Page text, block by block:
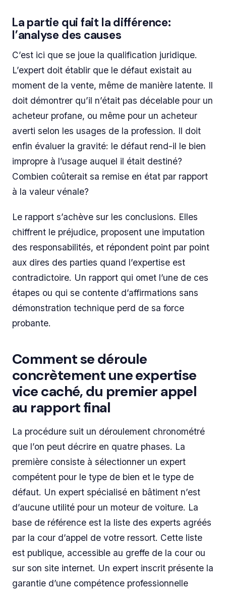
La partie qui fait la différence:
l’analyse des causes
C’est ici que se joue la qualification juridique.
L’expert doit établir que le défaut existait au
moment de la vente, même de manière latente. Il
doit démontrer qu’il n’était pas décelable pour un
acheteur profane, ou même pour un acheteur
averti selon les usages de la profession. Il doit
enfin évaluer la gravité: le défaut rend-il le bien
impropre à l’usage auquel il était destiné?
Combien coûterait sa remise en état par rapport
à la valeur vénale?
Le rapport s’achève sur les conclusions. Elles
chiffrent le préjudice, proposent une imputation
des responsabilités, et répondent point par point
aux dires des parties quand l’expertise est
contradictoire. Un rapport qui omet l’une de ces
étapes ou qui se contente d’affirmations sans
démonstration technique perd de sa force
probante.
Comment se déroule
concrètement une expertise
vice caché, du premier appel
au rapport final
La procédure suit un déroulement chronométré
que l’on peut décrire en quatre phases. La
première consiste à sélectionner un expert
compétent pour le type de bien et le type de
défaut. Un expert spécialisé en bâtiment n’est
d’aucune utilité pour un moteur de voiture. La
base de référence est la liste des experts agréés
par la cour d’appel de votre ressort. Cette liste
est publique, accessible au greffe de la cour ou
sur son site internet. Un expert inscrit présente la
garantie d’une compétence professionnelle